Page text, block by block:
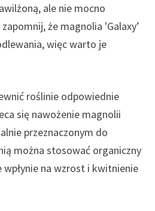
ale nie mocno
że magnolia 'Galaxy’
więc warto je
roślinie odpowiednie
się nawożenie magnolii
przeznaczonym do
można stosować organiczny
na wzrost i kwitnienie